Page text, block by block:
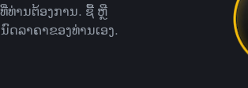
ທ່ານຕ້ອງການ. ຊື້ ຫຼື
ລາຄາຂອງທ່ານເອງ.